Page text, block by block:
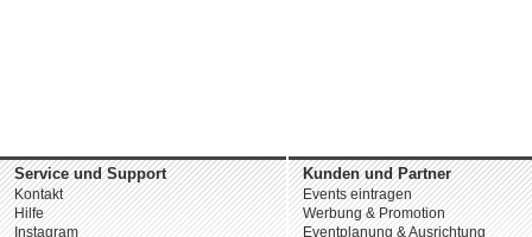
Service und Support
Kontakt
Hilfe
Instagram
Kunden und Partner
Events eintragen
Werbung & Promotion
Eventplanung & Ausrichtung